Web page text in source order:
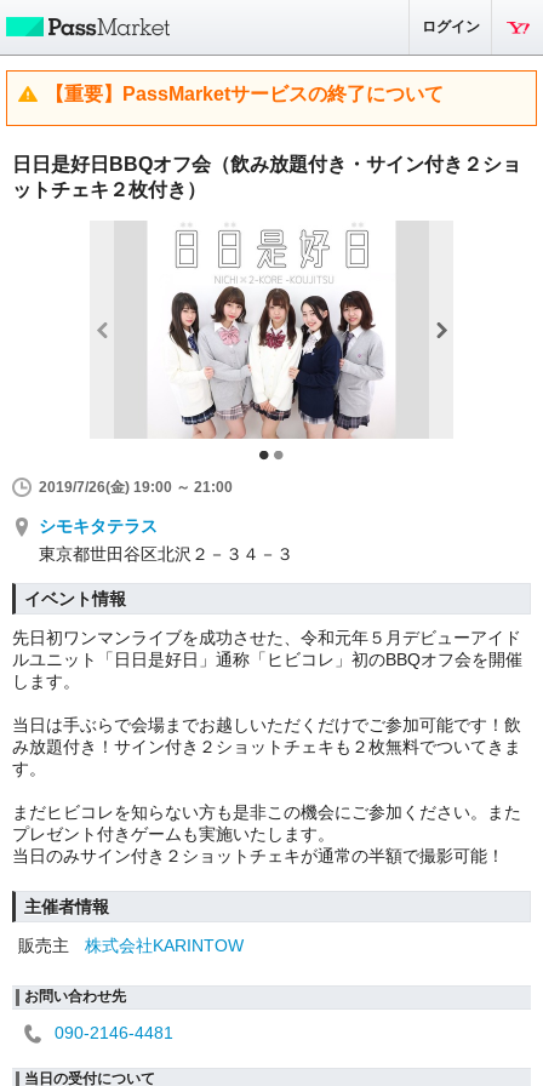
ログイン
【重要】PassMarketサービスの終了について
日日是好日BBQオフ会（飲み放題付き・サイン付き２ショ
ットチェキ２枚付き）
2019/7/26(金) 19:00 ～ 21:00
シモキタテラス
東京都世田谷区北沢２－３４－３
イベント情報
先日初ワンマンライブを成功させた、令和元年５月デビューアイド
ルユニット「日日是好日」通称「ヒビコレ」初のBBQオフ会を開催
します。
当日は手ぶらで会場までお越しいただくだけでご参加可能です！飲
み放題付き！サイン付き２ショットチェキも２枚無料でついてきま
す。
まだヒビコレを知らない方も是非この機会にご参加ください。また
プレゼント付きゲームも実施いたします。
当日のみサイン付き２ショットチェキが通常の半額で撮影可能！
主催者情報
販売主
株式会社KARINTOW
お問い合わせ先
090-2146-4481
当日の受付について